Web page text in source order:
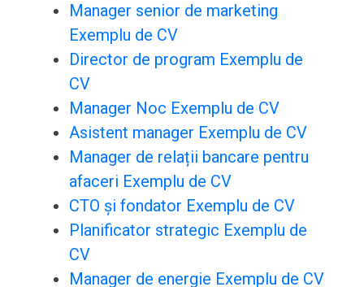
Manager senior de marketing
Exemplu de CV
Director de program Exemplu de
CV
Manager Noc Exemplu de CV
Asistent manager Exemplu de CV
Manager de relații bancare pentru
afaceri Exemplu de CV
CTO și fondator Exemplu de CV
Planificator strategic Exemplu de
CV
Manager de energie Exemplu de CV